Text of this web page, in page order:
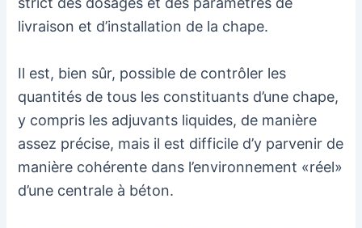
livraison et d’installation de la chape.
Il est, bien sûr, possible de contrôler les
quantités de tous les constituants d’une chape,
y compris les adjuvants liquides, de manière
assez précise, mais il est difficile d’y parvenir de
manière cohérente dans l’environnement «réel»
d’une centrale à béton.